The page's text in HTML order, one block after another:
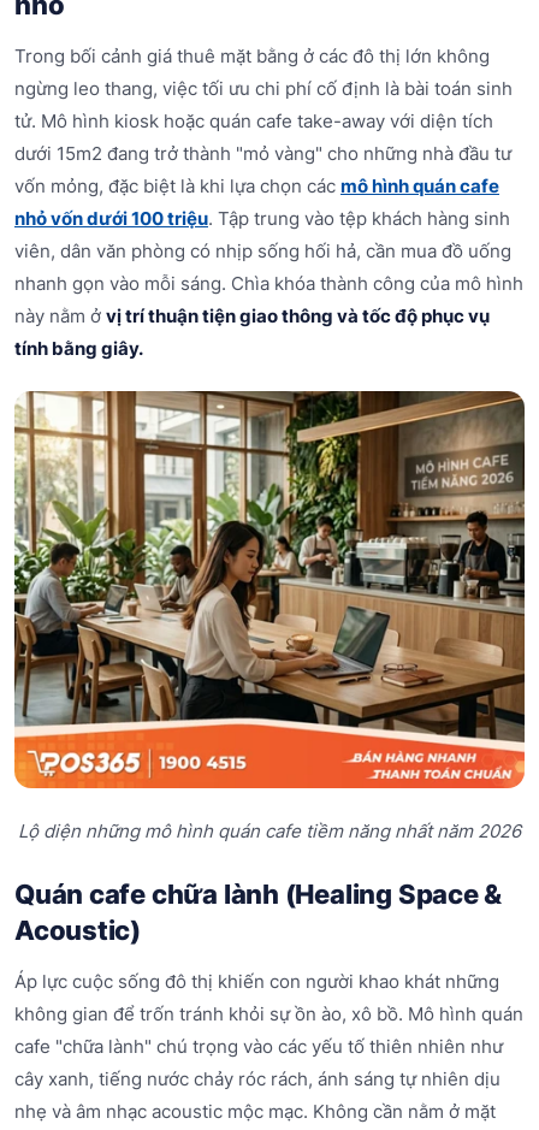
Trong bối cảnh giá thuê mặt bằng ở các đô thị lớn không
ngừng leo thang, việc tối ưu chi phí cố định là bài toán sinh
tử. Mô hình kiosk hoặc quán cafe take-away với diện tích
dưới 15m2 đang trở thành "mỏ vàng" cho những nhà đầu tư
vốn mỏng, đặc biệt là khi lựa chọn các mô hình quán cafe
nhỏ vốn dưới 100 triệu. Tập trung vào tệp khách hàng sinh
viên, dân văn phòng có nhịp sống hối hả, cần mua đồ uống
nhanh gọn vào mỗi sáng. Chìa khóa thành công của mô hình
này nằm ở vị trí thuận tiện giao thông và tốc độ phục vụ
tính bằng giây.
Lộ diện những mô hình quán cafe tiềm năng nhất năm 2026
Quán cafe chữa lành (Healing Space &
Acoustic)
Áp lực cuộc sống đô thị khiến con người khao khát những
không gian để trốn tránh khỏi sự ồn ào, xô bồ. Mô hình quán
cafe "chữa lành" chú trọng vào các yếu tố thiên nhiên như
cây xanh, tiếng nước chảy róc rách, ánh sáng tự nhiên dịu
nhẹ và âm nhạc acoustic mộc mạc. Không cần nằm ở mặt